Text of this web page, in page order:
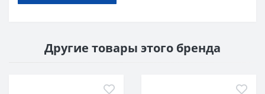
Другие товары этого бренда